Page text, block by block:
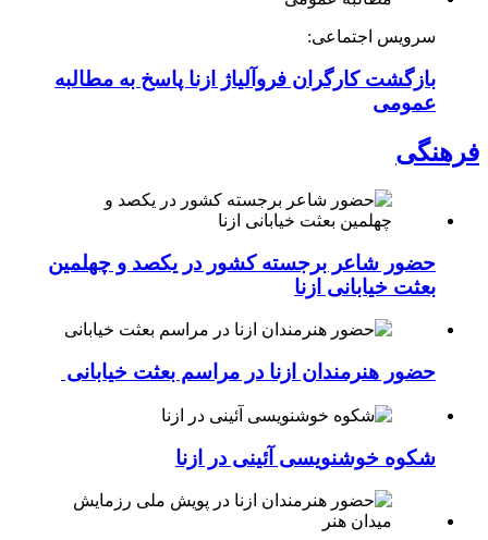
سرویس اجتماعی:
بازگشت کارگران فروآلیاژ ازنا پاسخ به مطالبه
عمومی
فرهنگی
حضور شاعر برجسته کشور در یکصد و چهلمین
بعثت خیابانی ازنا
حضور هنرمندان ازنا در مراسم بعثت خیابانی
شکوه خوشنویسی آئینی در ازنا